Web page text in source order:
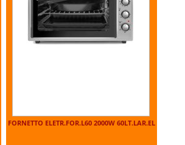
FORNETTO ELETR.FOR.L60 2000W 60LT.LAR.EL